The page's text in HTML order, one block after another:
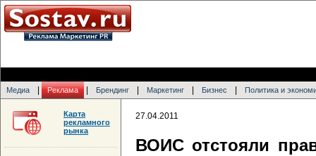
Медиа Реклама Брендинг Маркетинг Бизнес Политика и
27.04.2011
ВОИС отстояли
Карта
рекламного
рынка